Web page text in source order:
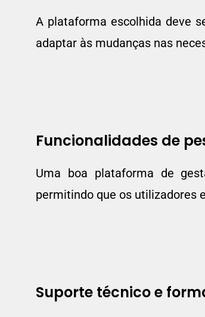
A plataforma escolhida deve
adaptar às mudanças nas
Funcionalidades de
Uma boa plataforma de
permitindo que os utilizadores
Suporte técnico e